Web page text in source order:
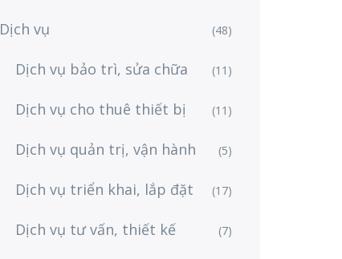
Dịch vụ (48)
Dịch vụ bảo trì, sửa chữa (11)
Dịch vụ cho thuê thiết bị (11)
Dịch vụ quản trị, vận hành (5)
Dịch vụ triển khai, lắp đặt (17)
Dịch vụ tư vấn, thiết kế (7)